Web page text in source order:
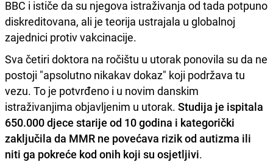
BBC i ističe da su njegova istraživanja od tada potpuno
diskreditovana, ali je teorija ustrajala u globalnoj
zajednici protiv vakcinacije.
Sva četiri doktora na ročištu u utorak ponovila su da ne
postoji "apsolutno nikakav dokaz" koji podržava tu
vezu. To je potvrđeno i u novim danskim
istraživanjima objavljenim u utorak. Studija je ispitala
650.000 djece starije od 10 godina i kategorički
zaključila da MMR ne povećava rizik od autizma ili
niti ga pokreće kod onih koji su osjetljivi.